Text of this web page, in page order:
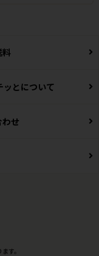
料
ッとについて
せ
す。